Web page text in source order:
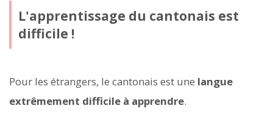
L'apprentissage du cantonais est
difficile !
Pour les étrangers, le cantonais est une langue
extrêmement difficile à apprendre.